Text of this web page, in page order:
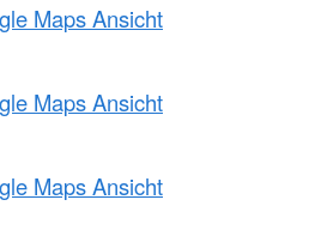
Maps Ansicht
Maps Ansicht
Maps Ansicht